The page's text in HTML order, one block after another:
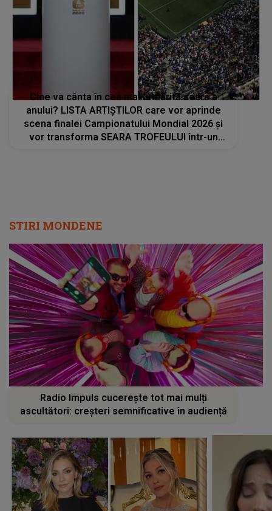
Cine va cânta în cea mai urmărită seară a
anului? LISTA ARTIȘTILOR care vor aprinde
scena finalei Campionatului Mondial 2026 și
vor transforma SEARA TROFEULUI într-un
STIRI MONDENE
Radio Impuls cucerește tot mai mulți
ascultători: creșteri semnificative în audiență